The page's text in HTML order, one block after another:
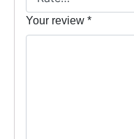
Your review *